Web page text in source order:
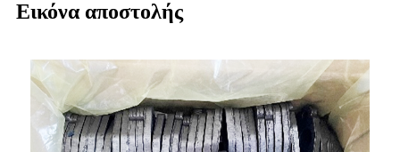
Εικόνα αποστολής